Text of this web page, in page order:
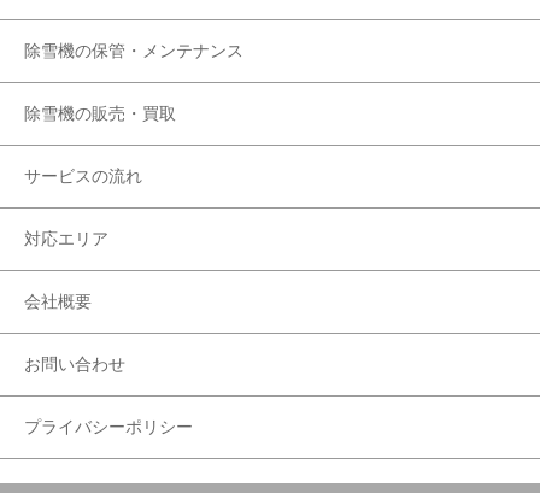
除雪機の保管・メンテナンス
除雪機の販売・買取
サービスの流れ
対応エリア
会社概要
お問い合わせ
プライバシーポリシー